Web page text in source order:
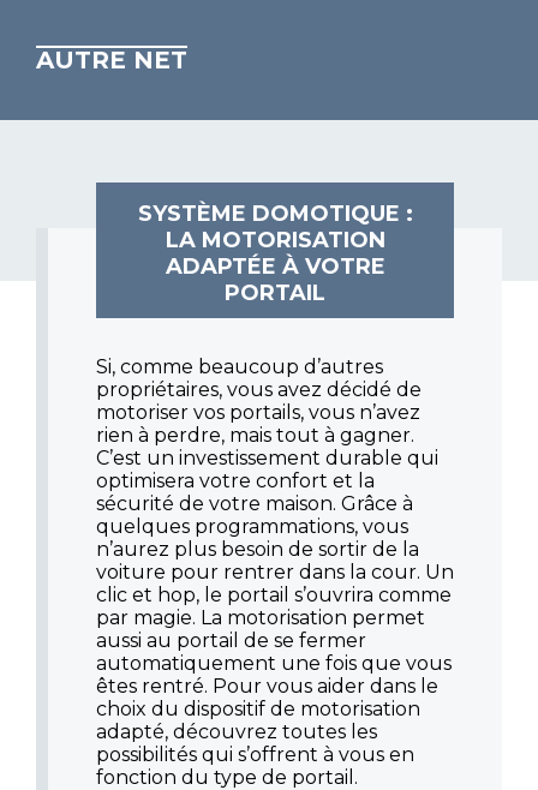
AUTRE NET
SYSTÈME DOMOTIQUE :
LA MOTORISATION
ADAPTÉE À VOTRE
PORTAIL
Si, comme beaucoup d’autres
propriétaires, vous avez décidé de
motoriser vos portails, vous n’avez
rien à perdre, mais tout à gagner.
C’est un investissement durable qui
optimisera votre confort et la
sécurité de votre maison. Grâce à
quelques programmations, vous
n’aurez plus besoin de sortir de la
voiture pour rentrer dans la cour. Un
clic et hop, le portail s’ouvrira comme
par magie. La motorisation permet
aussi au portail de se fermer
automatiquement une fois que vous
êtes rentré. Pour vous aider dans le
choix du dispositif de motorisation
adapté, découvrez toutes les
possibilités qui s’offrent à vous en
fonction du type de portail.